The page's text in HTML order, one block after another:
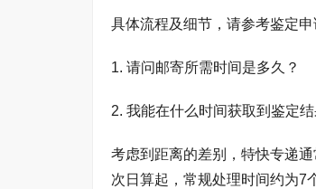
具体流程及细节，请参考鉴定申
1. 请问邮寄所需时间是多久？
2. 我能在什么时间获取到鉴定结
考虑到距离的差别，特快专递
次日算起，常规处理时间约为7